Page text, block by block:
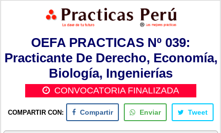
OEFA PRACTICAS Nº 039:
Practicante De Derecho, Economía,
Biología, Ingenierías
CONVOCATORIA FINALIZADA
COMPARTIR CON: Compartir Enviar Tweet